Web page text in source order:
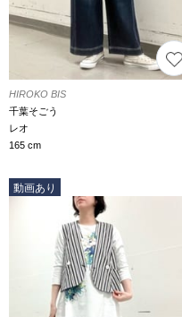
HIROKO BIS
千葉そごう
レオ
165 cm
動画あり